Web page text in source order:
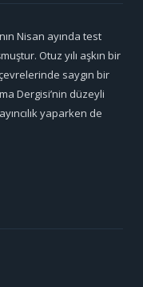
Nisan ayında test
Otuz yılı aşkın bir
saygın bir
Dergisi’nin düzeyli
yaparken de